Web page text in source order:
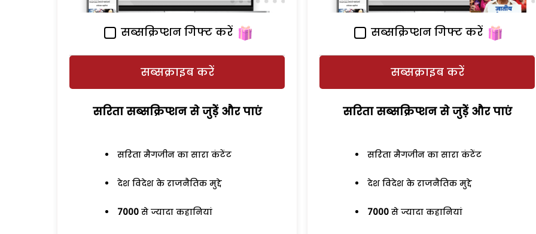
सब्सक्रिप्शन गिफ्ट करें
सब्सक्राइब करें
सरिता सब्सक्रिप्शन से जुड़ेें और पाएं
सरिता मैगजीन का सारा कंटेंट
देश विदेश के राजनैतिक मुद्दे
7000 से ज्यादा कहानियां
सब्सक्रिप्शन गिफ्ट करें
सब्सक्राइब करें
सरिता सब्सक्रिप्शन से जुड़ेें और पाएं
सरिता मैगजीन का सारा कंटेंट
देश विदेश के राजनैतिक मुद्दे
7000 से ज्यादा कहानियां